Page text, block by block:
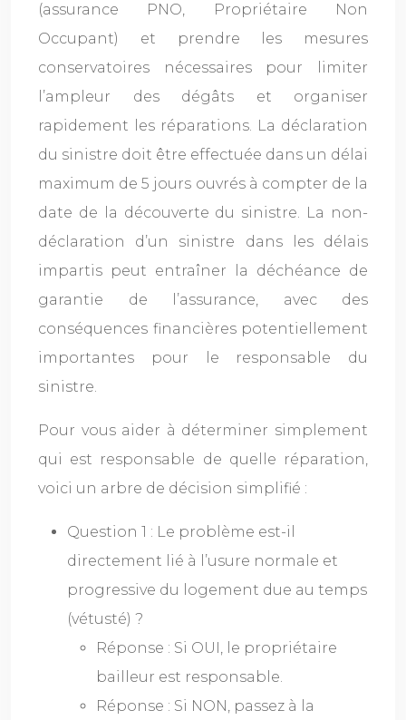
(assurance PNO, Propriétaire Non
Occupant) et prendre les mesures
conservatoires nécessaires pour limiter
l’ampleur des dégâts et organiser
rapidement les réparations. La déclaration
du sinistre doit être effectuée dans un délai
maximum de 5 jours ouvrés à compter de la
date de la découverte du sinistre. La non-
déclaration d’un sinistre dans les délais
impartis peut entraîner la déchéance de
garantie de l’assurance, avec des
conséquences financières potentiellement
importantes pour le responsable du
sinistre.
Pour vous aider à déterminer simplement
qui est responsable de quelle réparation,
voici un arbre de décision simplifié :
Question 1 : Le problème est-il
directement lié à l’usure normale et
progressive du logement due au temps
(vétusté) ?
Réponse : Si OUI, le propriétaire
bailleur est responsable.
Réponse : Si NON, passez à la